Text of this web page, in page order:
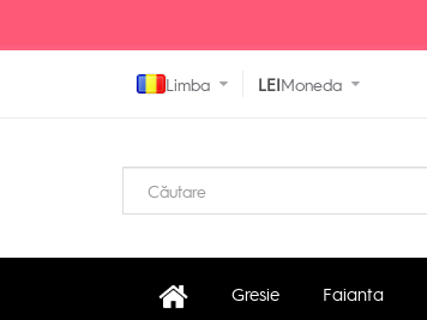
Limba LEIMoneda
Gresie Faianta